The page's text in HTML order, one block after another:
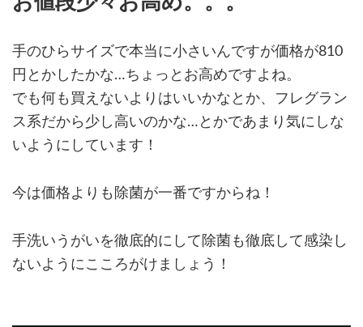
手のひらサイズで本当に小さいんですが価格が810
円とかしたかな…ちょっとお高めですよね。
でも何も買えないよりはいいかなとか、フレグラン
ス系だから少し高いのかな…とかであまり気にしな
いようにしています！
今は価格よりも除菌が一番ですからね！
手洗いうがいを徹底的にして除菌も徹底して感染し
ないようにこころがけましょう！